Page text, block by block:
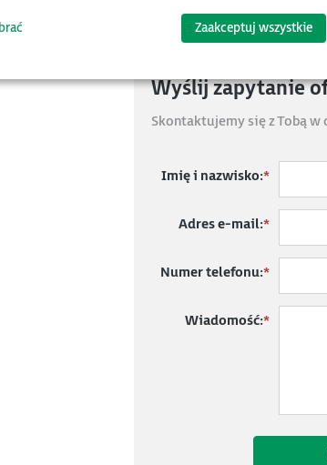
na wszystkie Twoje pytania.
Wyślij zapytanie
Skontaktujemy się z Tobą
Imię i nazwisko:*
Adres e-mail:*
Numer telefonu:*
Wiadomość:*
Zaakceptuj wszystkie